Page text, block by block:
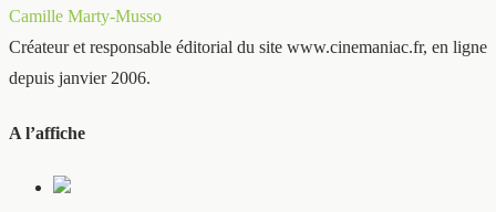
Camille Marty-Musso
Créateur et responsable éditorial du site www.cinemaniac.fr, en ligne
depuis janvier 2006.
A l’affiche